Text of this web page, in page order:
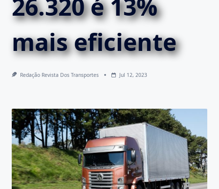
26.320 é 13%
mais eficiente
Redação Revista Dos Transportes Jul 12, 2023